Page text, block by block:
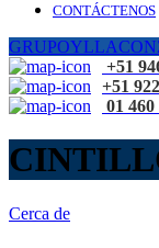
CONTÁCTENOS
+51
+51
01 460
Cerca de